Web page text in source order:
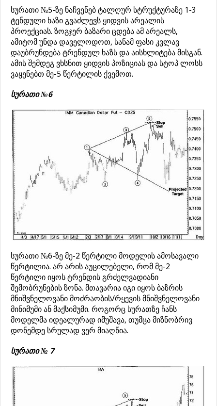
სურათი №5-ზე ნაჩვენებ ტალღურ სტრუქტურაზე 1-3
ტენდული ხაზი გვაძლევს ყიდვის არეალის
პროექციას. ზოგჯერ ბაზარი ცდება ამ არეალს,
ამიტომ უნდა დაველოდოთ, სანამ ფასი კვლავ
დაუბრუნდება ტრენდულ ხაზს და აისხლიტება მისგან.
ამის შემდეგ ვხსნით ყიდვის პოზიციას და სტოპ ლოსს
ვაყენებთ მე-5 წერტილის ქვემოთ.
სურათი №6
სურათი №6-ზე მე-2 წერტილი მოდელის ამოსავალი
წერტილია. არ არის აუცილებელი, რომ მე-2
წერტილი იყოს ტრენდის გრძელვადიანი
შემობრუნების ზონა. მთავარია იგი იყოს ბაზრის
მნიშვნელოვანი მოძრაობის/რყევის მნიშვნელოვანი
მინიმუმი ან მაქსიმუმი. როგორც სურათზე ჩანს
მოდელმა იდეალურად იმუშავა, თუმცა მიზნობრივ
დონემდე სრულად ვერ მიაღწია.
სურათი № 7